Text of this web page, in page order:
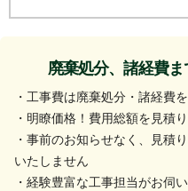
商品詳
廃棄処分、諸経費ま
・工事費は廃棄処分・諸経費
・明瞭価格！費用総額を見積
・事前のお知らせなく、見積
いたしません
・経験豊富な工事担当がお伺